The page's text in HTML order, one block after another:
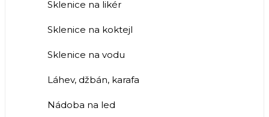
Sklenice na likér
Sklenice na koktejl
Sklenice na vodu
Láhev, džbán, karafa
Nádoba na led